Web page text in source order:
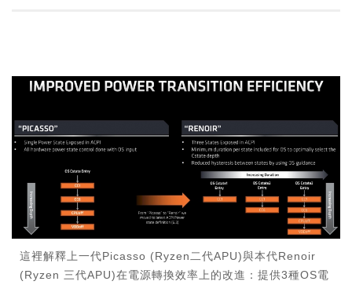
這裡解釋上一代Picasso (Ryzen二代APU)與本代Renoir
(Ryzen 三代APU)在電源轉換效率上的改進：提供3種OS電